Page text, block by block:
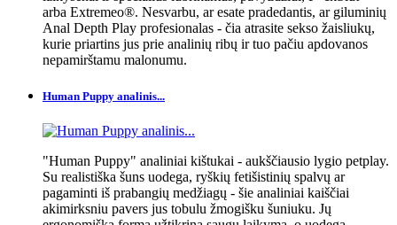
arba Extremeo®. Nesvarbu, ar esate pradedantis, ar giluminių
Anal Depth Play profesionalas - čia atrasite sekso žaisliukų,
kurie priartins jus prie analinių ribų ir tuo pačiu apdovanos
nepamirštamu malonumu.
Human Puppy analinis...
"Human Puppy" analiniai kištukai - aukščiausio lygio petplay.
Su realistiška šuns uodega, ryškių fetišistinių spalvų ar
pagaminti iš prabangių medžiagų - šie analiniai kaiščiai
akimirksniu pavers jus tobulu žmogišku šuniuku. Jų